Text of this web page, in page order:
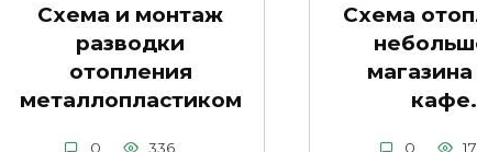
Схема и монтаж
разводки
отопления
металлопластиком
0 336
Схема
кафе.
0